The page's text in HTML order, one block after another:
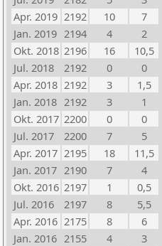
Apr. 2019 2192 10
7
Jan. 2019 2194 4
2
Okt. 2018 2196 16
10,5
Jul. 2018
2192 0
0
Apr. 2018 2192 3
1,5
Jan. 2018 2192 3
1
Okt. 2017 2200 0
0
Jul. 2017
2200 7
5
Apr. 2017 2195 18
11,5
Jan. 2017 2190 7
4
Okt. 2016 2197 1
0,5
Jul. 2016
2197 8
5,5
Apr. 2016 2175 8
6
Jan. 2016 2155 4
3